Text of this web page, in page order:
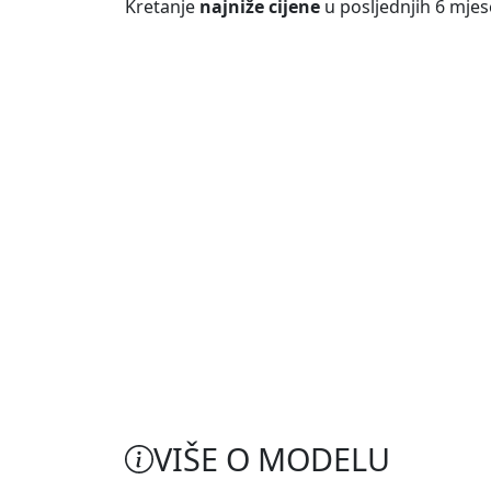
Kretanje najniže cijene u posljednjih 6
VIŠE O MODELU